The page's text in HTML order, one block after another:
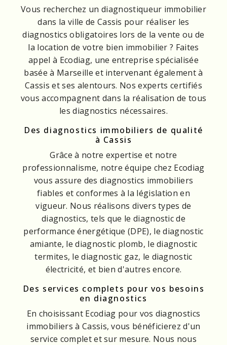
Vous recherchez un diagnostiqueur immobilier
dans la ville de Cassis pour réaliser les
diagnostics obligatoires lors de la vente ou de
la location de votre bien immobilier ? Faites
appel à Ecodiag, une entreprise spécialisée
basée à Marseille et intervenant également à
Cassis et ses alentours. Nos experts certifiés
vous accompagnent dans la réalisation de tous
les diagnostics nécessaires.
Des diagnostics immobiliers de qualité
à Cassis
Grâce à notre expertise et notre
professionnalisme, notre équipe chez Ecodiag
vous assure des diagnostics immobiliers
fiables et conformes à la législation en
vigueur. Nous réalisons divers types de
diagnostics, tels que le diagnostic de
performance énergétique (DPE), le diagnostic
amiante, le diagnostic plomb, le diagnostic
termites, le diagnostic gaz, le diagnostic
électricité, et bien d'autres encore.
Des services complets pour vos besoins
en diagnostics
En choisissant Ecodiag pour vos diagnostics
immobiliers à Cassis, vous bénéficierez d'un
service complet et sur mesure. Nous nous